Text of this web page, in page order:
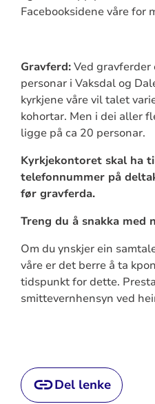
Facebooksidene våre for
Gravferd:Ved gravferder
personar i Vaksdal og
kyrkjene våre vil talet
kohortar. Men i dei aller
ligge på ca 20 personar.
Kyrkjekontoret skal ha
telefonnummer på
før gravferda.
Treng du å snakka med
Om du ynskjer ein
våre er det berre å ta
tidspunkt for dette.
smittevernhensyn ved
Del lenke